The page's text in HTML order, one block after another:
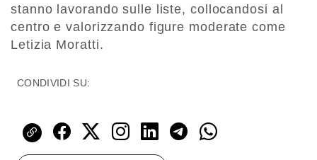
stanno lavorando sulle liste, collocandosi al
centro e valorizzando figure moderate come
Letizia Moratti.
CONDIVIDI SU: